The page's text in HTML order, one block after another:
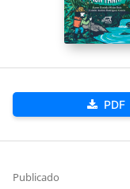
PDF
Publicado